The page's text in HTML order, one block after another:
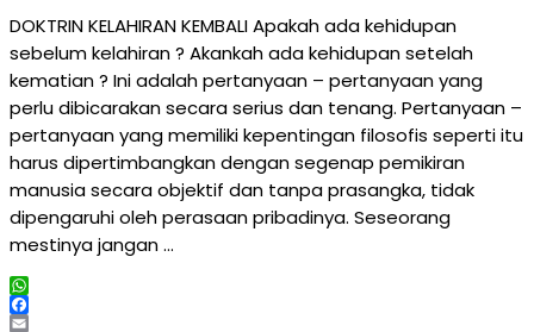
DOKTRIN KELAHIRAN KEMBALI Apakah ada kehidupan
sebelum kelahiran ? Akankah ada kehidupan setelah
kematian ? Ini adalah pertanyaan – pertanyaan yang
perlu dibicarakan secara serius dan tenang. Pertanyaan –
pertanyaan yang memiliki kepentingan filosofis seperti itu
harus dipertimbangkan dengan segenap pemikiran
manusia secara objektif dan tanpa prasangka, tidak
dipengaruhi oleh perasaan pribadinya. Seseorang
mestinya jangan …
WhatsApp
Facebook